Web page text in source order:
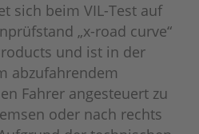
sich beim VIL-Test auf
„x-road curve“
und ist in der
abzufahrendem
Fahrer angesteuert zu
oder nach rechts